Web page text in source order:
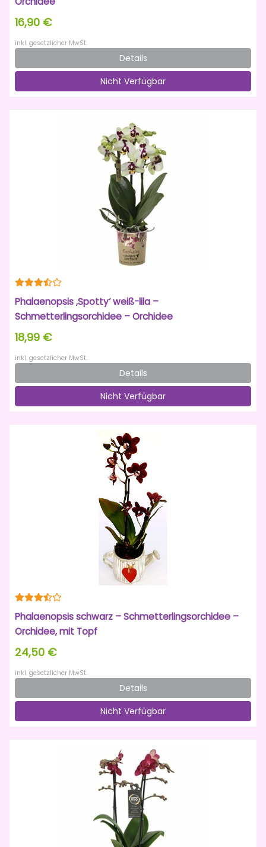
16,90 €
inkl. gesetzlicher MwSt.
Details
Nicht Verfügbar
Phalaenopsis ‚Spotty‘ weiß-lila –
Schmetterlingsorchidee – Orchidee
18,99 €
inkl. gesetzlicher MwSt.
Details
Nicht Verfügbar
Phalaenopsis schwarz – Schmetterlingsorchidee –
Orchidee, mit Topf
24,50 €
inkl. gesetzlicher MwSt.
Details
Nicht Verfügbar